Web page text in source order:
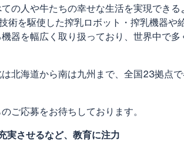
の人や牛たちの幸せな生活を実現できる
術を駆使した搾乳ロボット・搾乳機器や
器を幅広く取り扱っており、世界中で多
北海道から南は九州まで、全国23拠点
ご応募をお待ちしております。
実させるなど、教育に注力